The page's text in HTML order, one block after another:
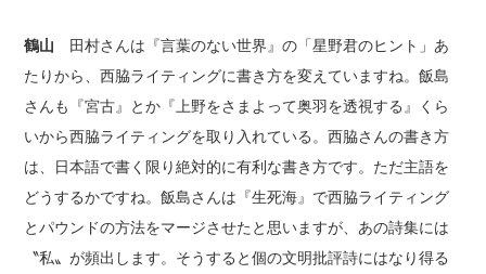
鶴山 田村さんは『言葉のない世界』の「星野君のヒント」あ
たりから、西脇ライティングに書き方を変えていますね。飯島
さんも『宮古』とか『上野をさまよって奥羽を透視する』くら
いから西脇ライティングを取り入れている。西脇さんの書き方
は、日本語で書く限り絶対的に有利な書き方です。ただ主語を
どうするかですね。飯島さんは『生死海』で西脇ライティング
とパウンドの方法をマージさせたと思いますが、あの詩集には
〝私〟が頻出します。そうすると個の文明批評詩にはなり得る